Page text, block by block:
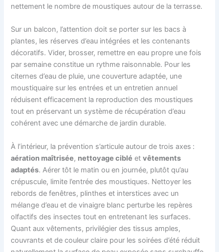
nettement le nombre de moustiques autour de la terrasse.
Sur un balcon, l’attention doit se porter sur les bacs à
plantes, les réserves d’eau intégrées et les contenants
décoratifs. Vider, brosser, remettre en eau propre une fois
par semaine constitue un rythme raisonnable. Pour les
citernes d’eau de pluie, une couverture adaptée, une
moustiquaire sur les entrées et un entretien annuel
réduisent efficacement la reproduction des moustiques
tout en préservant un système de récupération d’eau
cohérent avec une démarche de jardin durable.
À l’intérieur, la prévention s’articule autour de trois axes :
aération maîtrisée, nettoyage ciblé etvêtements
adaptés. Aérer tôt le matin ou en journée, plutôt qu’au
crépuscule, limite l’entrée des moustiques. Nettoyer les
rebords de fenêtres, plinthes et interstices avec un
mélange d’eau et de vinaigre blanc perturbe les repères
olfactifs des insectes tout en entretenant les surfaces.
Quant aux vêtements, privilégier des tissus amples,
couvrants et de couleur claire pour les soirées d’été réduit